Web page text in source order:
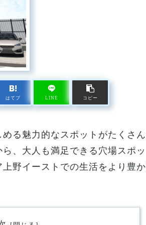
はてブ LINE コピー
る魅力的なスポットがたくさ
、大人も満足できる穴場スポ
野イーストでの生活をより豊